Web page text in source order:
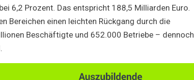
6,2 Prozent. Das entspricht 188,5 Milliarden Euro.
Bereichen einen leichten Rückgang durch die
Beschäftigte und 652.000 Betriebe – dennoch